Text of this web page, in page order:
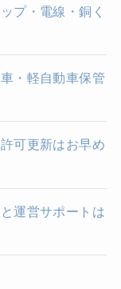
プ・電線・銅く
・軽自動車保管
可更新はお早め
運営サポートは